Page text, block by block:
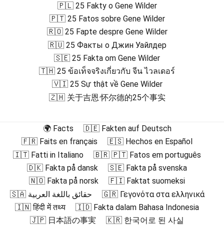
🇵🇱 25 Fakty o Gene Wilder
🇵🇹 25 Fatos sobre Gene Wilder
🇷🇴 25 Fapte despre Gene Wilder
🇷🇺 25 Факты о Джин Уайлдер
🇸🇪 25 Fakta om Gene Wilder
🇹🇭 25 ข้อเท็จจริงเกี่ยวกับ จีน ไวลเดอร์
🇻🇮 25 Sự thật về Gene Wilder
🇿🇭 关于吉恩·怀尔德的25个事实
🌍 Facts
🇩🇪 Fakten auf Deutsch
🇫🇷 Faits en français
🇪🇸 Hechos en Español
🇮🇹 Fatti in Italiano
🇧🇷 🇵🇹 Fatos em português
🇩🇰 Fakta på dansk
🇸🇪 Fakta på svenska
🇳🇴 Fakta på norsk
🇫🇮 Faktat suomeksi
🇸🇦 حقائق باللغة العربية
🇬🇷 Γεγονότα στα ελληνικά
🇮🇳 हिंदी में तथ्य
🇮🇩 Fakta dalam Bahasa Indonesia
🇯🇵 日本語の事実
🇰🇷 한국어로 된 사실